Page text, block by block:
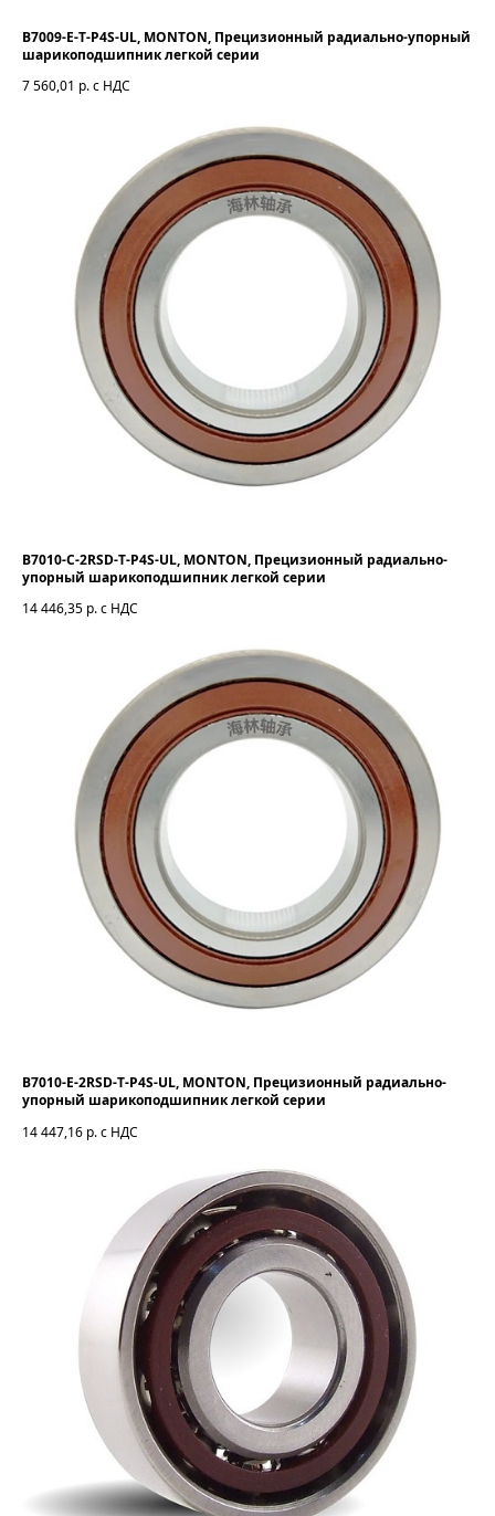
B7009-E-T-P4S-UL, MONTON, Прецизионный радиально-упорный
шарикоподшипник легкой серии
7 560,01 р. с НДС
B7010-C-2RSD-T-P4S-UL, MONTON, Прецизионный радиально-
упорный шарикоподшипник легкой серии
14 446,35 р. с НДС
B7010-E-2RSD-T-P4S-UL, MONTON, Прецизионный радиально-
упорный шарикоподшипник легкой серии
14 447,16 р. с НДС